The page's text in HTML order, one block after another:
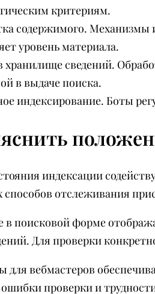
критериям.
содержимого. Механизмы
уровень материала.
хранилище сведений.
в выдаче поиска.
индексирование. Боты
индексации
отслеживания
в поисковой форме
Для проверки
для вебмастеров
проверки и